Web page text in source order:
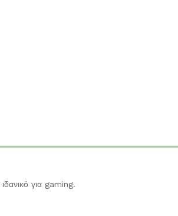
για gaming.